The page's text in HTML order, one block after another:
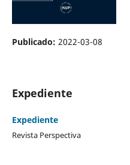
Publicado: 2022-03-08
Expediente
Expediente
Revista Perspectiva